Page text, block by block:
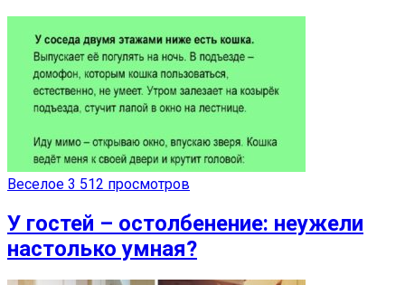
Веселое 3 512 просмотров
У гостей – остолбенение: неужели
настолько умная?